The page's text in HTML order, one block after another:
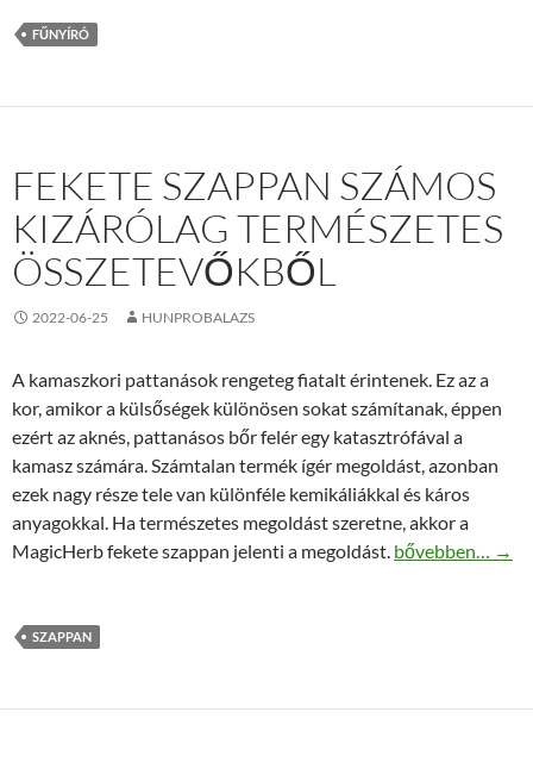
FŰNYÍRÓ
FEKETE SZAPPAN SZÁMOS
KIZÁRÓLAG TERMÉSZETES
ÖSSZETEVŐKBŐL
2022-06-25 HUNPROBALAZS
A kamaszkori pattanások rengeteg fiatalt érintenek. Ez az a
kor, amikor a külsőségek különösen sokat számítanak, éppen
ezért az aknés, pattanásos bőr felér egy katasztrófával a
kamasz számára. Számtalan termék ígér megoldást, azonban
ezek nagy része tele van különféle kemikáliákkal és káros
anyagokkal. Ha természetes megoldást szeretne, akkor a
MagicHerb fekete szappan jelenti a megoldást. Fekete szappan
bővebben… →
SZAPPAN